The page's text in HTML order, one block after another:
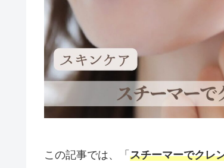
この記事では、「 スチーマーでクレ